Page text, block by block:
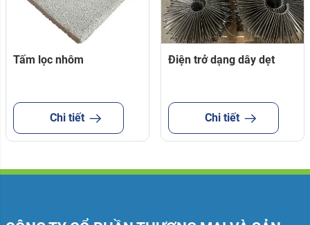
Tấm lọc nhôm
Chi tiết
Điện trở dạng dây dẹt
Chi tiết